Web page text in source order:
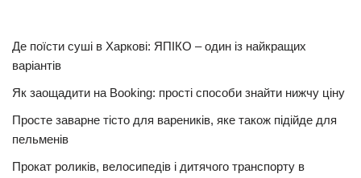
Де поїсти суші в Харкові: ЯПІКО – один із найкращих
варіантів
Як заощадити на Booking: прості способи знайти нижчу ціну
Просте заварне тісто для вареників, яке також підійде для
пельменів
Прокат роликів, велосипедів і дитячого транспорту в